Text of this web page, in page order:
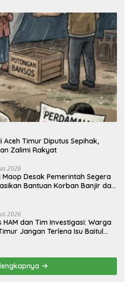
Aceh Timur Diputus Sepihak,
Zalimi Rakyat
2026
Maop Desak Pemerintah Segera
Bantuan Korban Banjir dan
2026
HAM dan Tim Investigasi: Warga
Jangan Terlena Isu Baitul